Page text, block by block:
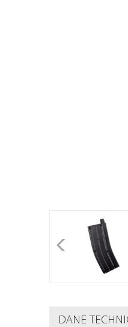
DANE